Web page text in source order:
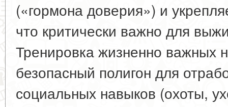
(«гормона доверия») и
что критически важно для
Тренировка жизненно важных
безопасный полигон для
социальных навыков (охоты,